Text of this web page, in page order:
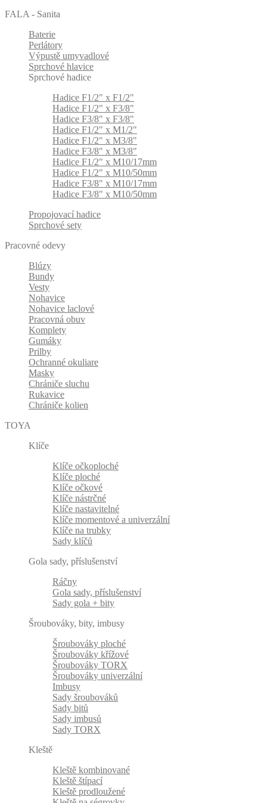
FALA - Sanita
Baterie
Perlátory
Výpustě umyvadlové
Sprchové hlavice
Sprchové hadice
Hadice F1/2" x F1/2"
Hadice F1/2" x F3/8"
Hadice F3/8" x F3/8"
Hadice F1/2" x M1/2"
Hadice F1/2" x M3/8"
Hadice F3/8" x M3/8"
Hadice F1/2" x M10/17mm
Hadice F1/2" x M10/50mm
Hadice F3/8" x M10/17mm
Hadice F3/8" x M10/50mm
Propojovací hadice
Sprchové sety
Pracovné odevy
Blúzy
Bundy
Vesty
Nohavice
Nohavice laclové
Pracovná obuv
Komplety
Gumáky
Prilby
Ochranné okuliare
Masky
Chrániče sluchu
Rukavice
Chrániče kolien
TOYA
Klíče
Klíče očkoploché
Klíče ploché
Klíče očkové
Klíče nástrčné
Klíče nastavitelné
Klíče momentové a univerzální
Klíče na trubky
Sady klíčů
Gola sady, příslušenství
Ráčny
Gola sady, příslušenství
Sady gola + bity
Šroubováky, bity, imbusy
Šroubováky ploché
Šroubováky křížové
Šroubováky TORX
Šroubováky univerzální
Imbusy
Sady šroubováků
Sady bitů
Sady imbusů
Sady TORX
Kleště
Kleště kombinované
Kleště štípací
Kleště prodloužené